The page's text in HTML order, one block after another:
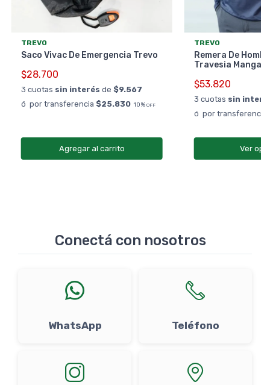
TREVO
Saco Vivac De Emergencia Trevo
$28.700
3 cuotas sin interés de $9.567
ó por transferencia $25.830 10% OFF
Agregar al carrito
TREVO
Remera De
Travesia Manga
$53.820
3 cuotas sin
ó por transferencia
Ver
Conectá con nosotros
WhatsApp Teléfono